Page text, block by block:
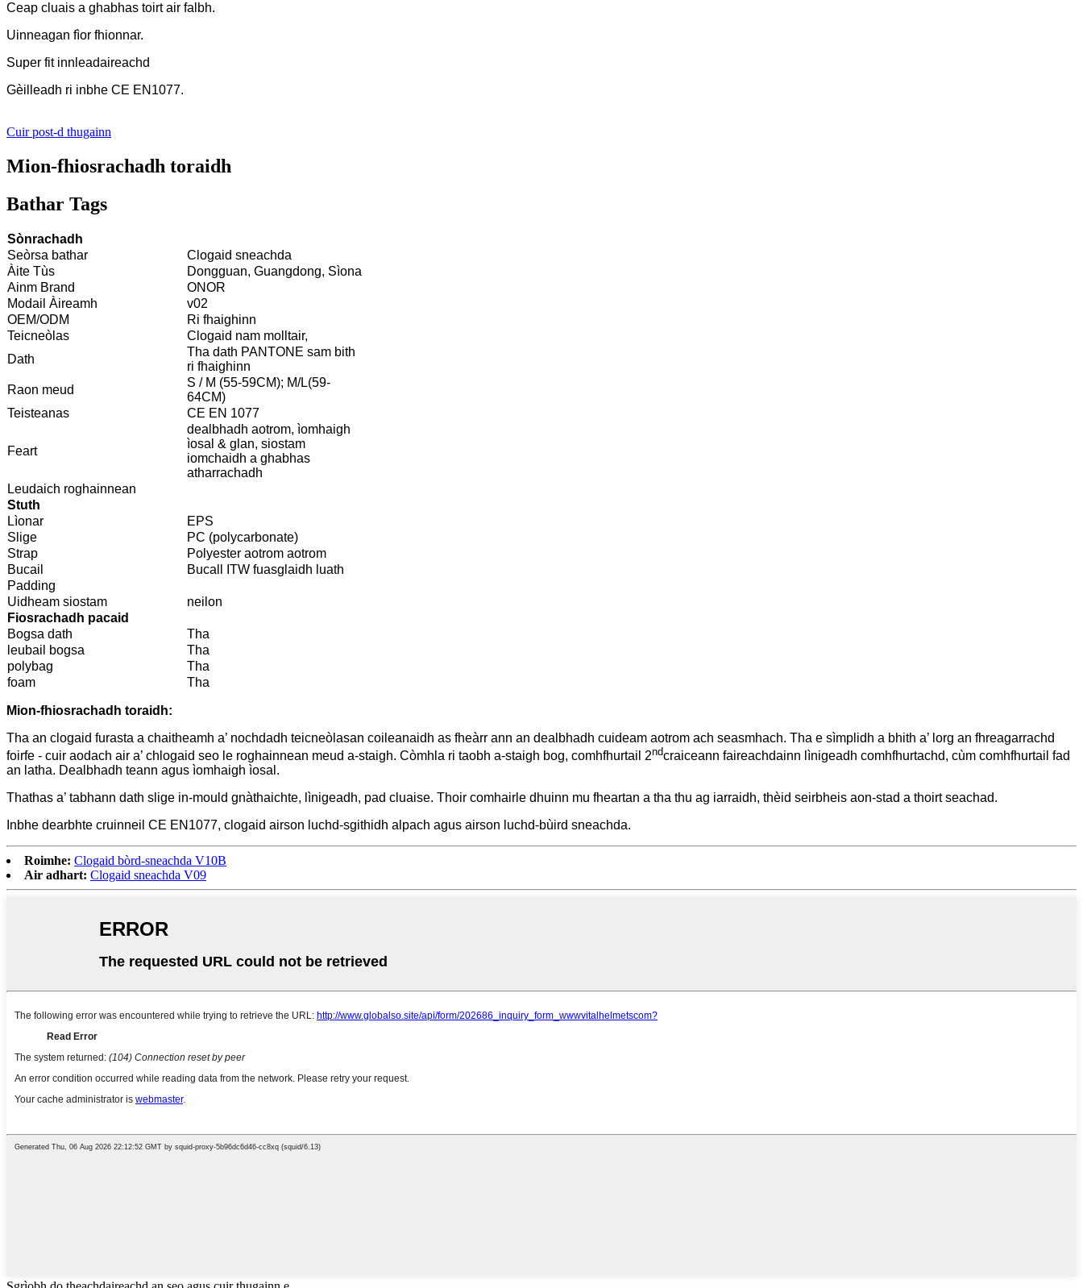
Ceap cluais a ghabhas toirt air falbh.
Uinneagan fìor fhionnar.
Super fit innleadaireachd
Gèilleadh ri inbhe CE EN1077.
Cuir post-d thugainn
Mion-fhiosrachadh toraidh
Bathar Tags
Sònrachadh
Seòrsa bathar
Clogaid sneachda
Àite Tùs
Dongguan, Guangdong, Sìona
Ainm Brand
ONOR
Modail Àireamh
v02
OEM/ODM
Ri fhaighinn
Teicneòlas
Clogaid nam molltair,
Dath
Tha dath PANTONE sam bith
ri fhaighinn
Raon meud
S / M (55-59CM); M/L(59-
64CM)
Teisteanas
CE EN 1077
Feart
dealbhadh aotrom, ìomhaigh
ìosal & glan, siostam
iomchaidh a ghabhas
atharrachadh
Leudaich roghainnean
Stuth
Lìonar
EPS
Slige
PC (polycarbonate)
Strap
Polyester aotrom aotrom
Bucail
Bucall ITW fuasglaidh luath
Padding
Uidheam siostam
neilon
Fiosrachadh pacaid
Bogsa dath
Tha
leubail bogsa
Tha
polybag
Tha
foam
Tha
Mion-fhiosrachadh toraidh:
Tha an clogaid furasta a chaitheamh a’ nochdadh teicneòlasan coileanaidh as fheàrr ann an dealbhadh cuideam aotrom ach seasmhach. Tha e sìmplidh a bhith a’ lorg an fhreagarrachd
foirfe - cuir aodach air a’ chlogaid seo le roghainnean meud a-staigh. Còmhla ri taobh a-staigh bog, comhfhurtail 2ndcraiceann faireachdainn lìnigeadh comhfhurtachd, cùm comhfhurtail fad
an latha. Dealbhadh teann agus ìomhaigh ìosal.
Thathas a’ tabhann dath slige in-mould gnàthaichte, lìnigeadh, pad cluaise. Thoir comhairle dhuinn mu fheartan a tha thu ag iarraidh, thèid seirbheis aon-stad a thoirt seachad.
Inbhe dearbhte cruinneil CE EN1077, clogaid airson luchd-sgithidh alpach agus airson luchd-bùird sneachda.
Roimhe: Clogaid bòrd-sneachda V10B
Air adhart: Clogaid sneachda V09